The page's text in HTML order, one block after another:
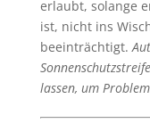
erlaubt, solange
ist, nicht ins
beeinträchtigt.
lassen, um